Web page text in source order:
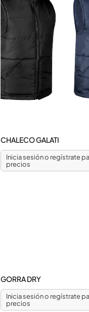
CHALECO GALATI
Inicia sesión o regístrate
precios
GORRA DRY
Inicia sesión o regístrate
precios